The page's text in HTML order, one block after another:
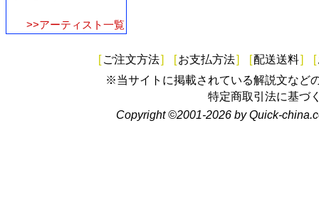
>>アーティスト一覧
[ ご注文方法] [お支払方法] [配送送料] [
※当サイトに掲載されている解説文など
特定商取引法に基づ
Copyright ©2001-2026 by Quick-